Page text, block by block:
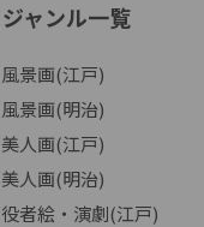
ジャンル一覧
風景画(江戸)
風景画(明治)
美人画(江戸)
美人画(明治)
役者絵・演劇(江戸)